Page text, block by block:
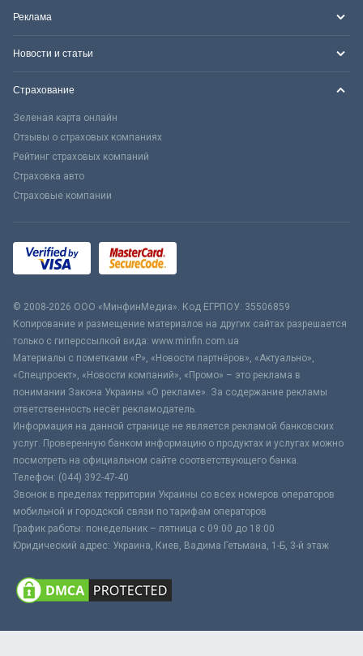
Реклама
Новости и статьи
Страхование
Зеленая карта онлайн
Отзывы о страховых компаниях
Рейтинг страховых компаний
Страховка авто
Страховые компании
© 2008-2026 ООО «МинфинМедиа». Код ЕГРПОУ: 35506859
Копирование и размещение материалов на других сайтах разрешается
только с гиперссылкой вида: www.minfin.com.ua
Материалы с пометками «Р», «Новости партнёров», «Актуально»,
«Спецпроект», «Новости компаний», «Промо» – это реклама в
понимании Закона Украины «О рекламе». За содержание рекламы
ответственность несёт рекламодатель.
Информация на данной странице не является рекламой банковских
услуг. Проверенную банком информацию о продуктах и услугах можно
посмотреть на официальном сайте соответствующего банка.
Телефон: (044) 392-47-40
Звонок в пределах территории Украины со всех номеров операторов
мобильной и городской связи по тарифам операторов
График работы: понедельник – пятница с 09:00 до 18:00
Юридический адрес: Украина, Киев, Вадима Гетьмана, 1-Б, 3-й этаж